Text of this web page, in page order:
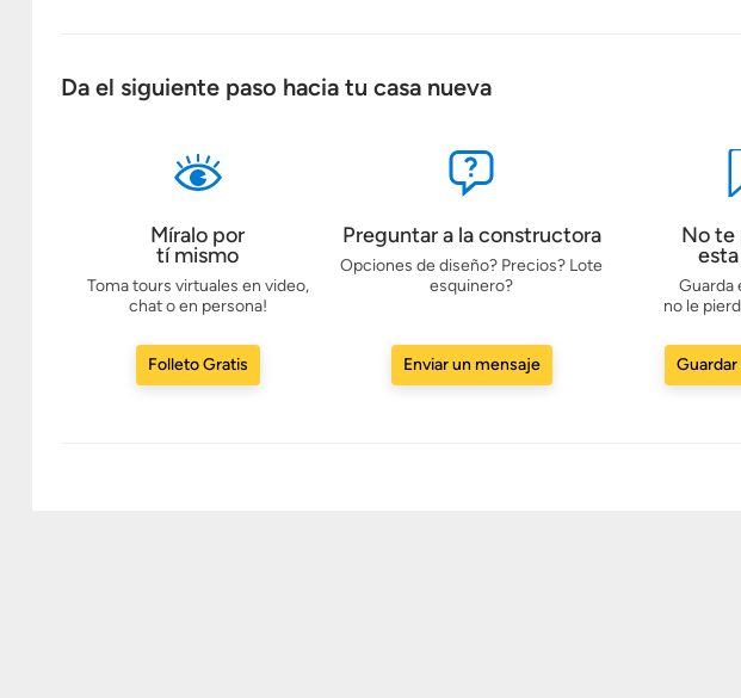
Da el siguiente paso hacia tu casa nueva
Míralo por
tí mismo
Toma tours virtuales en video,
chat o en persona!
Folleto Gratis
Preguntar a la constructora
Opciones de diseño? Precios? Lote
esquinero?
Enviar un mensaje
No te
Guarda
no le
Guardar